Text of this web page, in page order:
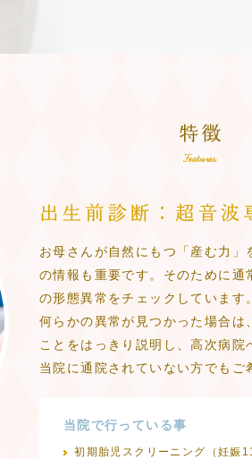
お母さんが自然にもつ「産む力
の情報も重要です。そのために通
の形態異常をチェックしています。
何らかの異常が見つかった場合
ことをはっきり説明し、高次病院
当院に通院されていない方でもご
当院で行っている事
初期胎児スクリーニング（妊